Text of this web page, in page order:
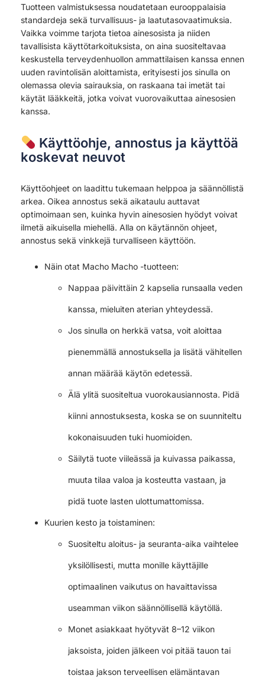
Tuotteen valmistuksessa noudatetaan eurooppalaisia
standardeja sekä turvallisuus- ja laatutasovaatimuksia.
Vaikka voimme tarjota tietoa ainesosista ja niiden
tavallisista käyttötarkoituksista, on aina suositeltavaa
keskustella terveydenhuollon ammattilaisen kanssa ennen
uuden ravintolisän aloittamista, erityisesti jos sinulla on
olemassa olevia sairauksia, on raskaana tai imetät tai
käytät lääkkeitä, jotka voivat vuorovaikuttaa ainesosien
kanssa.
Käyttöohje, annostus ja käyttöä
koskevat neuvot
Käyttöohjeet on laadittu tukemaan helppoa ja säännöllistä
arkea. Oikea annostus sekä aikataulu auttavat
optimoimaan sen, kuinka hyvin ainesosien hyödyt voivat
ilmetä aikuisella miehellä. Alla on käytännön ohjeet,
annostus sekä vinkkejä turvalliseen käyttöön.
Näin otat Macho Macho -tuotteen:
Nappaa päivittäin 2 kapselia runsaalla veden
kanssa, mieluiten aterian yhteydessä.
Jos sinulla on herkkä vatsa, voit aloittaa
pienemmällä annostuksella ja lisätä vähitellen
annan määrää käytön edetessä.
Älä ylitä suositeltua vuorokausiannosta. Pidä
kiinni annostuksesta, koska se on suunniteltu
kokonaisuuden tuki huomioiden.
Säilytä tuote viileässä ja kuivassa paikassa,
muuta tilaa valoa ja kosteutta vastaan, ja
pidä tuote lasten ulottumattomissa.
Kuurien kesto ja toistaminen:
Suositeltu aloitus- ja seuranta-aika vaihtelee
yksilöllisesti, mutta monille käyttäjille
optimaalinen vaikutus on havaittavissa
useamman viikon säännöllisellä käytöllä.
Monet asiakkaat hyötyvät 8–12 viikon
jaksoista, joiden jälkeen voi pitää tauon tai
toistaa jakson terveellisen elämäntavan